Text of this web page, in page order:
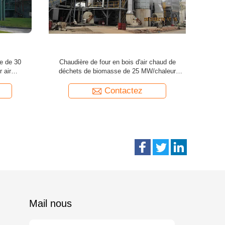
rebut
usine de la biomasse 45MW/centrale en
bois/chaudière chaleur résiduelle
Contactez
Mail nous